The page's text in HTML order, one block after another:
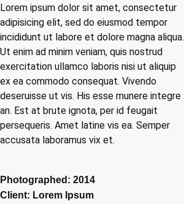
Lorem ipsum dolor sit amet, consectetur
adipisicing elit, sed do eiusmod tempor
incididunt ut labore et dolore magna aliqua.
Ut enim ad minim veniam, quis nostrud
exercitation ullamco laboris nisi ut aliquip
ex ea commodo consequat. Vivendo
deseruisse ut vis. His esse munere integre
an. Est at brute ignota, per id feugait
persequeris. Amet latine vis ea. Semper
accusata laboramus vix et.
Photographed: 2014
Client: Lorem Ipsum